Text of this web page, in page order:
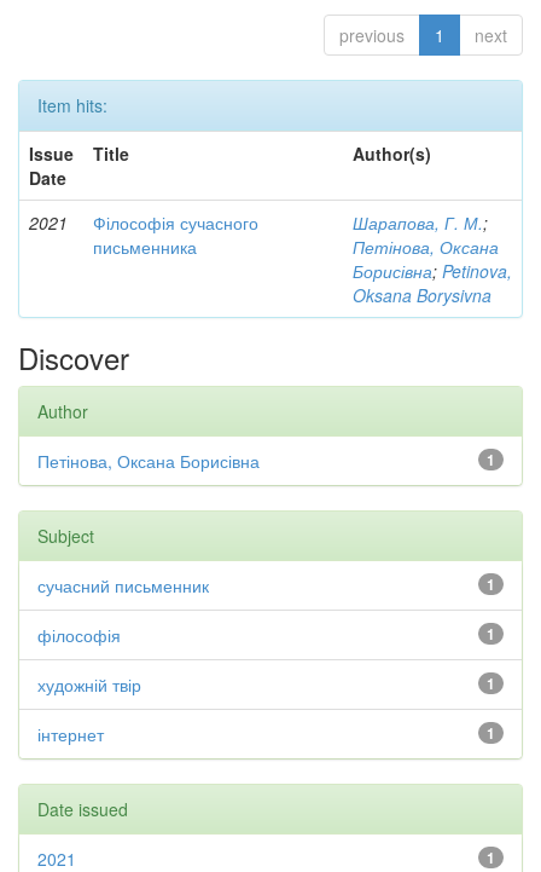
previous 1 next
Item hits:
Issue
Date
Title Author(s)
2021
Філософія сучасного
письменника
Шарапова, Г. М.;
Петінова, Оксана
Борисівна; Petinova,
Oksana Borysivna
Discover
Author
1
Петінова, Оксана Борисівна
Subject
1
сучасний письменник
1
філософія
1
художній твір
1
інтернет
Date issued
1
2021